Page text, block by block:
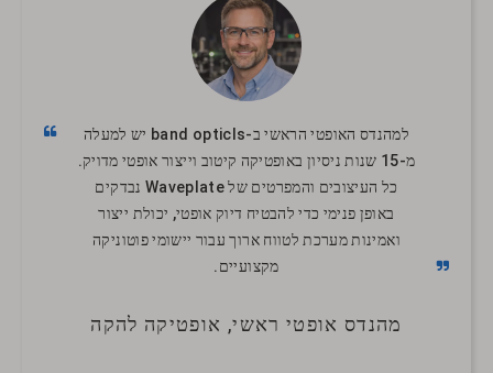
למהנדס האופטי הראשי ב-band opticls יש למעלה
מ-15 שנות ניסיון באופטיקה קיטוב וייצור אופטי מדויק.
כל העיצובים והמפרטים של Waveplate נבדקים
באופן פנימי כדי להבטיח דיוק אופטי, יכולת ייצור
ואמינות מערכת לטווח ארוך עבור יישומי פוטוניקה
מקצועיים.
מהנדס אופטי ראשי, אופטיקה להקה